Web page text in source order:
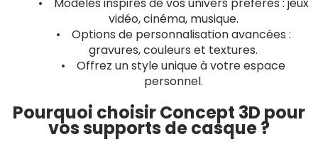
vidéo, cinéma, musique.
• Options de personnalisation avancées :
gravures, couleurs et textures.
• Offrez un style unique à votre espace
personnel.
Pourquoi choisir Concept 3D pour
vos supports de casque ?